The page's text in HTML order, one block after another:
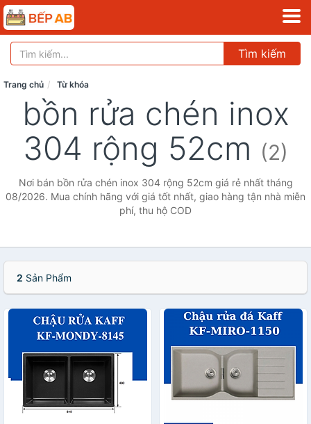
Tìm kiếm
Trang chủ Từ khóa
bồn rửa chén inox
304 rộng 52cm (2)
Nơi bán bồn rửa chén inox 304 rộng 52cm giá rẻ nhất tháng
08/2026. Mua chính hãng với giá tốt nhất, giao hàng tận nhà miễn
phí, thu hộ COD
2 Sản Phẩm